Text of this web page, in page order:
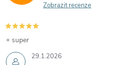
Zobrazit recenze
29.1.2026
+ super